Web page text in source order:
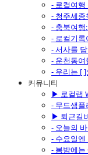
- 로컬여행
- 청주세
- 충북여행
- 로컬기록
- 서사를
- 운천동
- 우리는 [
커뮤니티
▶ 로컬랩
- 무드샘
▶ 퇴근길
- 오늘의
- 수요일엔
- 봄밤에는